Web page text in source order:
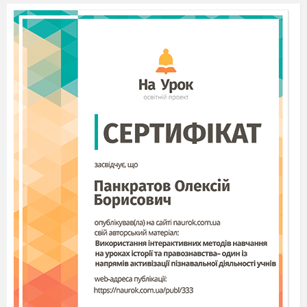
Ту віру, що народжує добро.
Дівчина 5
Намірився і дух до рук своїх прибрати,
Страх сіяти і душу засмітить,
Хотів би брата він направити на брата,
І мову батьківську занапастить.
Танець до Небесної Сотні (відео «Небесна
сотня»)
Дівчина 6
Він міг би довго душі нам косити,
Принижувати і вбивать людину,
Ні, досить цей вінець носити,
Ти долі іншої достойна, Україно!
Дівчина кидає терновий вінець, на сцену
виходить Мати — Україна, шість дівчат
передають одна одній вінок із калини, колосся,
квітів, а сьома — одягає його на голову Мати
-України. Звучить фонограма пісні